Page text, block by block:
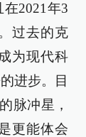
2021年3
过去的克
为现代科
进步。目
脉冲星，
更能体会